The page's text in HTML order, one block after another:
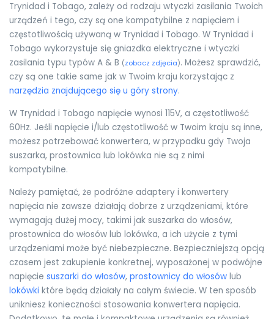
Trynidad i Tobago, zależy od rodzaju wtyczki zasilania Twoich
urządzeń i tego, czy są one kompatybilne z napięciem i
częstotliwością używaną w Trynidad i Tobago. W Trynidad i
Tobago wykorzystuje się gniazdka elektryczne i wtyczki
zasilania typu typów A & B (zobacz zdjęcia). Możesz sprawdzić,
czy są one takie same jak w Twoim kraju korzystając z
narzędzia znajdującego się u góry strony.
W Trynidad i Tobago napięcie wynosi 115V, a częstotliwość
60Hz. Jeśli napięcie i/lub częstotliwość w Twoim kraju są inne,
możesz potrzebować konwertera, w przypadku gdy Twoja
suszarka, prostownica lub lokówka nie są z nimi
kompatybilne.
Należy pamiętać, że podróżne adaptery i konwertery
napięcia nie zawsze działają dobrze z urządzeniami, które
wymagają dużej mocy, takimi jak suszarka do włosów,
prostownica do włosów lub lokówka, a ich użycie z tymi
urządzeniami może być niebezpieczne. Bezpieczniejszą opcją
czasem jest zakupienie konkretnej, wyposażonej w podwójne
napięcie suszarki do włosów, prostownicy do włosów lub
lokówki które będą działały na całym świecie. W ten sposób
unikniesz konieczności stosowania konwertera napięcia.